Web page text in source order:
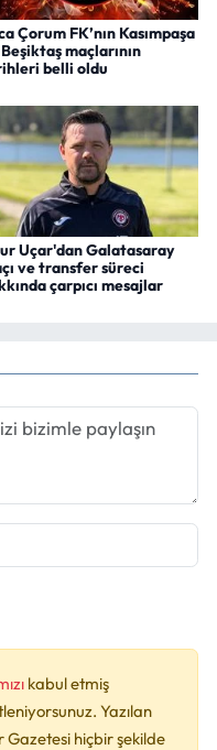
Çorum FK’nın Kasımpaşa
maçlarının
belli oldu
Uçar'dan Galatasaray
ve transfer süreci
çarpıcı mesajlar
kabul etmiş
Yazılan
hiçbir şekilde